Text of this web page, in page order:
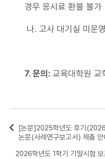
경우 응시료 환불 불가
나. 고사 대기실 미운영
7. 문의: 교육대학원
[논문]2025학년도 후기
논문(사례연구보고서) 제출 안
2026학년도 1학기 기말시험